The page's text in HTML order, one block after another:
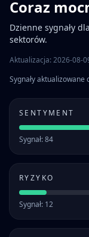
Coraz
Dzienne sygnały
sektorów.
Aktualizacja: 2026-08-
Sygnały aktualizowane
SENTYMENT
Sygnał: 84
RYZYKO
Sygnał: 12